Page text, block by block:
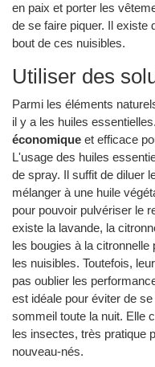
en paix et porter les
de se faire piquer. Il existe
bout de ces nuisibles.
Utiliser des
Parmi les éléments
il y a les huiles
économique et efficace
L'usage des huiles
de spray. Il suffit de diluer
mélanger à une huile
pour pouvoir pulvériser le
existe la lavande, la
les bougies à la citronnelle
les nuisibles. Toutefois,
pas oublier les
est idéale pour éviter de
sommeil toute la nuit. Elle
les insectes, très pratique
nouveau-nés.